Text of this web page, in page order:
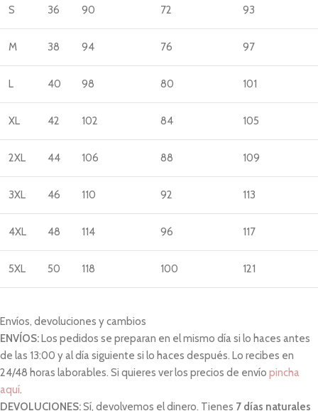
S 36 90 72 93
M 38 94 76 97
L 40 98 80 101
XL 42 102 84 105
2XL 44 106 88 109
3XL 46 110 92 113
4XL 48 114 96 117
5XL 50 118 100 121
Envíos, devoluciones y cambios
ENVÍOS:Los pedidos se preparan en el mismo día si lo haces antes
de las 13:00 y al día siguiente si lo haces después. Lo recibes en
24/48 horas laborables. Si quieres ver los precios de envío pincha
aquí.
DEVOLUCIONES:Sí, devolvemos el dinero. Tienes 7 días naturales